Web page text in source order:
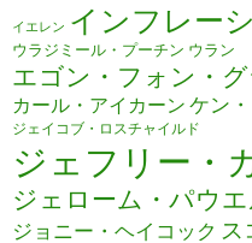
イエレン インフレー
ウラジミール・プーチン ウラン
エゴン・フォン・
カール・アイカーン ケン
ジェイコブ・ロスチャイルド
ジェフリー・
ジェローム・パウ
ジョニー・ヘイコック ス